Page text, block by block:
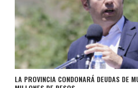
LA PROVINCIA CONDONARÁ DEUDAS DE